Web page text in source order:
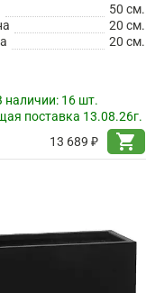
50 см.
20 см.
20 см.
наличии: 16 шт.
поставка 13.08.26г.
13 689 ₽
shopping_cart